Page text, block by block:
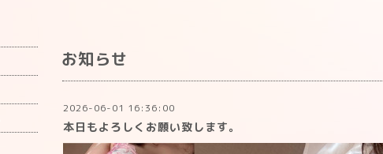
お知らせ
2026-06-01 16:36:00
本日もよろしくお願い致します。